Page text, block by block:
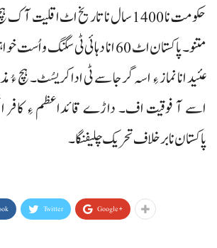
حکومت نا 1400 سال نا تاریخ اٹ
متنو۔ پاکستان اٹ 60 انا دہائی ٹی
عئید انا نماز ءِ اسہ گرجا سے ٹی ادا کریسُٹ۔
اسے آ فوقیت اف۔ داڑے قائداعظم ءِ کافر
پاکستان نا برخلاف تحریک چلیفنگا۔
Twitter Google+